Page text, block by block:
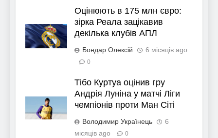
Оцінюють в 175 млн євро:
зірка Реала зацікавив
декілька клубів АПЛ
Бондар Олексій 6 місяців ago
0
Тібо Куртуа оцінив гру
Андрія Луніна у матчі Ліги
чемпіонів проти Ман Сіті
Володимир Українець
6
місяців ago
0